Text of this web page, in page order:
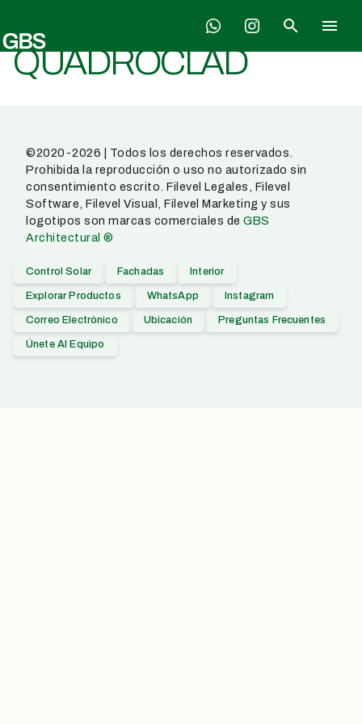
content
search menu
QUADROCLAD
©2020-2026 | Todos los derechos reservados.
Prohibida la reproducción o uso no autorizado sin
consentimiento escrito. Filevel Legales, Filevel
Software, Filevel Visual, Filevel Marketing y sus
logotipos son marcas comerciales de GBS
Architectural ®
Control Solar Fachadas Interior
Explorar Productos WhatsApp Instagram
Correo Electrónico Ubicación Preguntas Frecuentes
Únete Al Equipo